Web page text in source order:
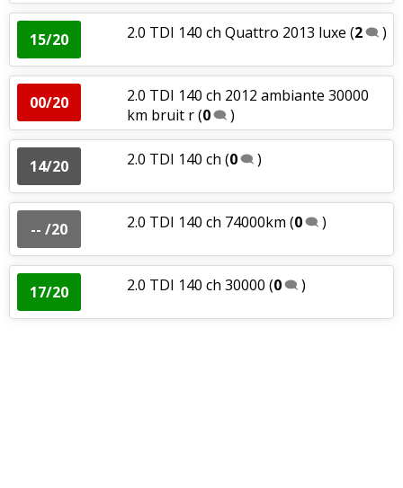
15/20 2.0 TDI 140 ch Quattro 2013 luxe (2 )
00/20
2.0 TDI 140 ch 2012 ambiante 30000
km bruit r(0 )
14/20 2.0 TDI 140 ch (0 )
-- /20 2.0 TDI 140 ch 74000km (0 )
17/20 2.0 TDI 140 ch 30000 (0 )